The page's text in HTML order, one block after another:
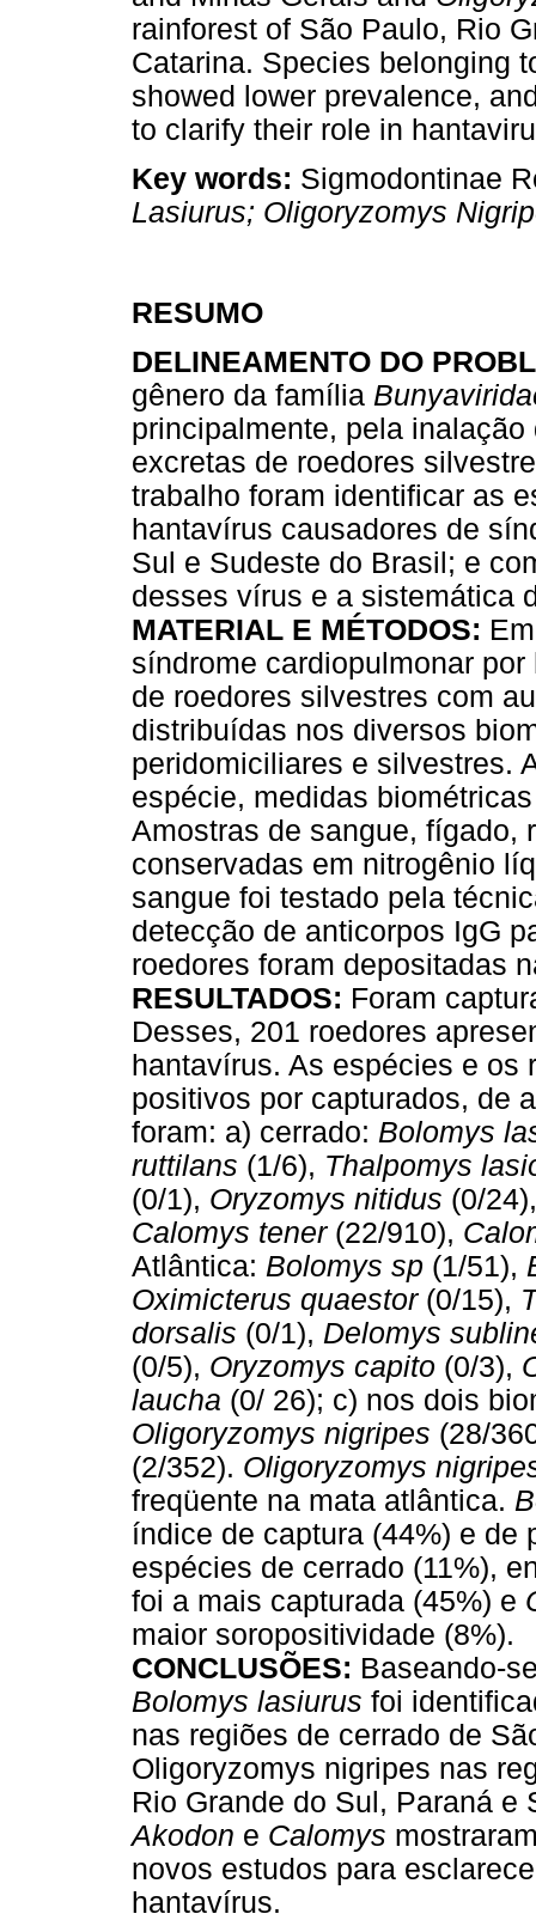
rainforest of São Paulo, Rio
Catarina. Species belonging
showed lower prevalence,
to clarify their role in
Key words: Sigmodontinae
Lasiurus; Oligoryzomys
RESUMO
DELINEAMENTO DO
gênero da família
principalmente, pela
excretas de roedores
trabalho foram identificar as
hantavírus causadores de
Sul e Sudeste do Brasil; e
desses vírus e a sistemática
MATERIAL E MÉTODOS:
síndrome cardiopulmonar
de roedores silvestres com
distribuídas nos diversos
peridomiciliares e silvestres.
espécie, medidas
Amostras de sangue, fígado,
conservadas em nitrogênio
sangue foi testado pela
detecção de anticorpos IgG
roedores foram depositadas
RESULTADOS: Foram
Desses, 201 roedores
hantavírus. As espécies e os
positivos por capturados, de
foram: a) cerrado: Bolomys
ruttilans (1/6), Thalpomys
(0/1), Oryzomys nitidus (0/
Calomys tener (22/910),
Atlântica: Bolomys sp (1/51),
Oximicterus quaestor (0/15),
dorsalis (0/1), Delomys
(0/5), Oryzomys capito (0/3),
laucha (0/ 26); c) nos dois
Oligoryzomys nigripes (28/
(2/352). Oligoryzomys
freqüente na mata atlântica.
índice de captura (44%) e de
espécies de cerrado (11%),
foi a mais capturada (45%) e
maior soropositividade (8%).
CONCLUSÕES: Baseando-
Bolomys lasiurus foi
nas regiões de cerrado de
Oligoryzomys nigripes nas
Rio Grande do Sul, Paraná e
Akodon e Calomys
novos estudos para
hantavírus.